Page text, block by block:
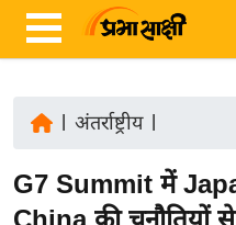
ज़ा
ख
अंतर्राष्ट्रीय|
G7 Summit में
China की चुनौतियों